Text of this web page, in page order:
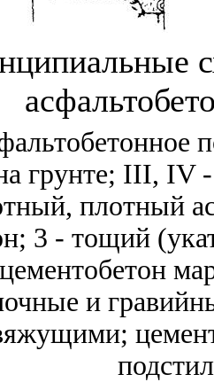
грунте; III, IV-
плотный
3 - тощий
и